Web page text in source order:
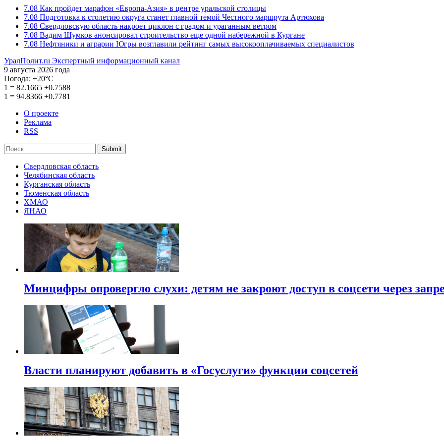
7.08 Как пройдет марафон «Европа-Азия» в центре уральской столицы
7.08 Подготовка к столетию округа станет главной темой Честного маршрута Артюхова
7.08 Свердловскую область накроет циклон с градом и ураганным ветром
7.08 Вадим Шумков анонсировал строительство еще одной набережной в Кургане
7.08 Нефтяники и аграрии Югры возглавили рейтинг самых высокооплачиваемых специалистов
УралПолит.ru Экспертный информационный канал
9 августа 2026 года
Погода: +20°С
1 = 82.1665 +0.7588
1 = 94.8366 +0.7781
О проекте
Реклама
RSS
Submit
Свердловская область
Челябинская область
Курганская область
Тюменская область
ХМАО
ЯНАО
Минцифры опровергло слухи: детям не закроют доступ в соцсети через
Власти планируют добавить в «Госуслуги» функции соцсетей